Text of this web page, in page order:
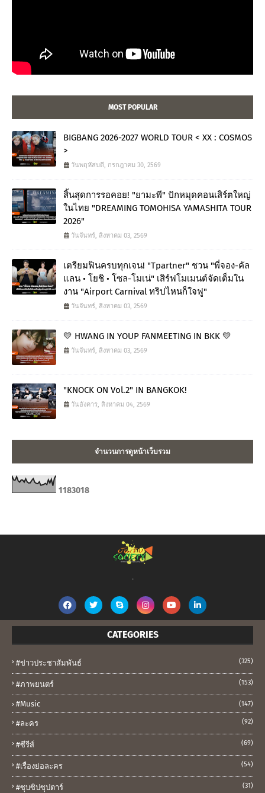
MOST POPULAR
BIGBANG 2026-2027 WORLD TOUR < XX : COSMOS
>
วันพฤหัสบดี, กรกฎาคม 30, 2569
สิ้นสุดการรอคอย! "ยามะพี" ปักหมุดคอนเสิร์ตใหญ่
ในไทย "DREAMING TOMOHISA YAMASHITA TOUR
2026"
วันจันทร์, สิงหาคม 03, 2569
เตรียมฟินครบทุกเจน! "Tpartner" ชวน "พี่จอง-คัล
แลน • โยชิ • โซล-โมเน่" เสิร์ฟโมเมนต์จัดเต็มใน
งาน "Airport Carnival ทริปไหนก็ใจฟู"
วันจันทร์, สิงหาคม 03, 2569
💛 HWANG IN YOUP FANMEETING IN BKK 💛
วันจันทร์, สิงหาคม 03, 2569
"KNOCK ON Vol.2" IN BANGKOK!
วันอังคาร, สิงหาคม 04, 2569
จำนวนการดูหน้าเว็บรวม
1183018
.
CATEGORIES
#ข่าวประชาสัมพันธ์ (325)
#ภาพยนตร์ (153)
#music (147)
#ละคร (92)
#ซีรีส์ (69)
#เรื่องย่อละคร (54)
#ซุบซิปซุปตาร์ (31)